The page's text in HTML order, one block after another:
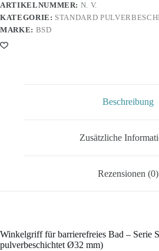
rechter
und
linker
Menge
ARTIKELNUMMER: N. V.
KATEGORIE: STANDARD
MARKE: BSD
Beschreibung
Zusätzliche
Rezensionen (0)
Winkelgriff für barrierefreies Bad – Serie
pulverbeschichtet Ø32 mm)